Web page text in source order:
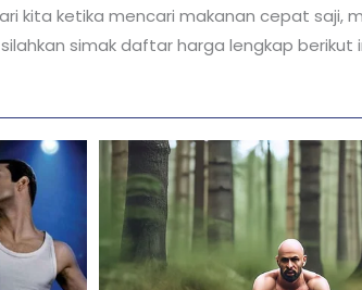
kita ketika mencari makanan cepat saji,
simak daftar harga lengkap berikut